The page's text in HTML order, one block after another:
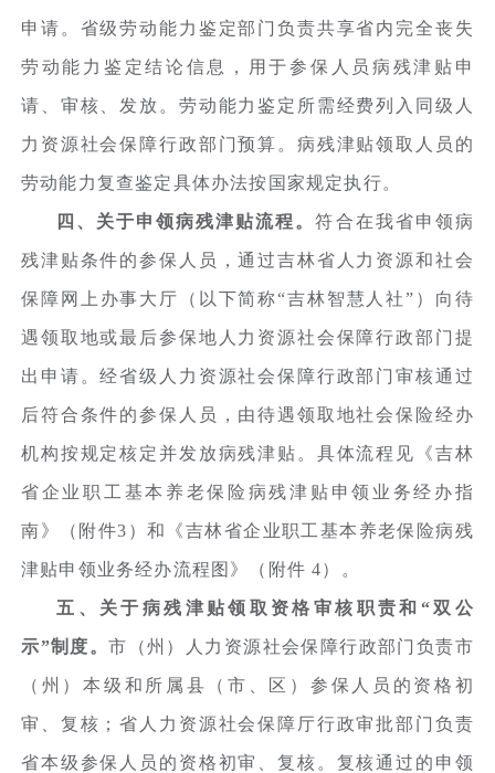
申请。省级劳动能力鉴定部门负责共享省内完全丧失
劳动能力鉴定结论信息，用于参保人员病残津贴申
请、审核、发放。劳动能力鉴定所需经费列入同级人
力资源社会保障行政部门预算。病残津贴领取人员的
劳动能力复查鉴定具体办法按国家规定执行。
四、关于申领病残津贴流程。符合在我省申领病
残津贴条件的参保人员，通过吉林省人力资源和社会
保障网上办事大厅（以下简称“吉林智慧人社”）向待
遇领取地或最后参保地人力资源社会保障行政部门提
出申请。经省级人力资源社会保障行政部门审核通过
后符合条件的参保人员，由待遇领取地社会保险经办
机构按规定核定并发放病残津贴。具体流程见《吉林
省企业职工基本养老保险病残津贴申领业务经办指
南》（附件3）和《吉林省企业职工基本养老保险病残
津贴申领业务经办流程图》（附件 4）。
五、关于病残津贴领取资格审核职责和“双公
示”制度。市（州）人力资源社会保障行政部门负责市
（州）本级和所属县（市、区）参保人员的资格初
审、复核；省人力资源社会保障厅行政审批部门负责
省本级参保人员的资格初审、复核。复核通过的申领